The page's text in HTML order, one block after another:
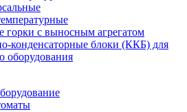
горки с выносным агрегатом
конденсаторные блоки (ККБ) для
оборудования